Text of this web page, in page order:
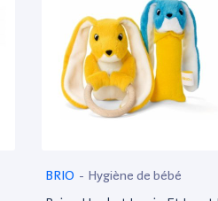
BRIO - Hygiène de bébé